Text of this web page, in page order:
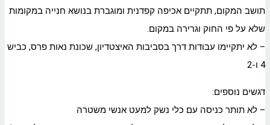
תושב המקום, תתקיים אכיפה קפדנית ומוגברת בנושא חנייה במקומות
שלא על פי החוק וגרירה במקום.
– לא יתקיימו עבודות דרך בסביבות האיצטדיון, שכונת נאות פרס, כביש
4 ו-2
דגשים נוספים:
– לא תותר כניסה עם כלי נשק למעט אנשי משטרה